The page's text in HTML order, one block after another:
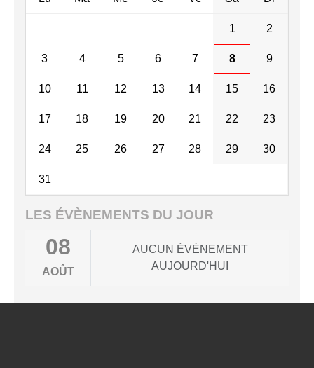
1 2
3 4 5 6 7 8 9
10 11 12 13 14 15 16
17 18 19 20 21 22 23
24 25 26 27 28 29 30
31
LES ÉVÈNEMENTS DU JOUR
08
AOÛT
AUCUN ÉVÈNEMENT
AUJOURD'HUI